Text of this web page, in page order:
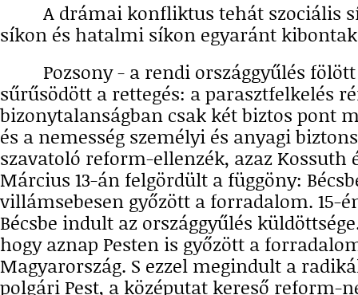
A drámai konfliktus tehát szociális
síkon és hatalmi síkon egyaránt
Pozsony - a rendi országgyűlés fölött
sűrűsödött a rettegés: a parasztfelkelés
bizonytalanságban csak két biztos pont
és a nemesség személyi és anyagi
szavatoló reform-ellenzék, azaz Kossuth
Március 13-án felgördült a függöny:
villámsebesen győzött a forradalom. 15-
Bécsbe indult az országgyűlés
hogy aznap Pesten is győzött a
Magyarország. S ezzel megindult a
polgári Pest, a középutat kereső reform-